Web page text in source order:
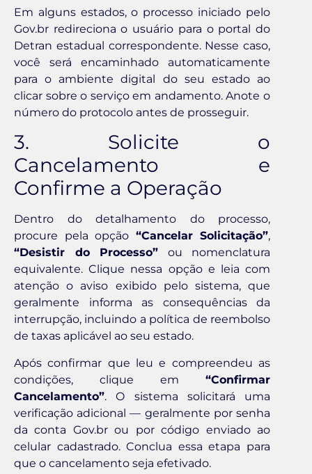
Em alguns estados, o processo iniciado pelo
Gov.br redireciona o usuário para o portal do
Detran estadual correspondente. Nesse caso,
você será encaminhado automaticamente
para o ambiente digital do seu estado ao
clicar sobre o serviço em andamento. Anote o
número do protocolo antes de prosseguir.
3. Solicite o
Cancelamento e
Confirme a Operação
Dentro do detalhamento do processo,
procure pela opção “Cancelar Solicitação”,
“Desistir do Processo” ou nomenclatura
equivalente. Clique nessa opção e leia com
atenção o aviso exibido pelo sistema, que
geralmente informa as consequências da
interrupção, incluindo a política de reembolso
de taxas aplicável ao seu estado.
Após confirmar que leu e compreendeu as
condições, clique em “Confirmar
Cancelamento”. O sistema solicitará uma
verificação adicional — geralmente por senha
da conta Gov.br ou por código enviado ao
celular cadastrado. Conclua essa etapa para
que o cancelamento seja efetivado.